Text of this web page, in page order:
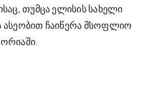
თუმცა ელისის სახელი
ჩაიწერა მსოფლიო